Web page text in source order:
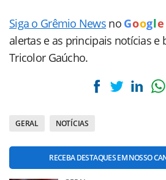
Siga o Grêmio News no Goog le
alertas e as principais notícias e
Tricolor Gaúcho.
GERAL NOTÍCIAS
RECEBA DESTAQUES EM NOSSO